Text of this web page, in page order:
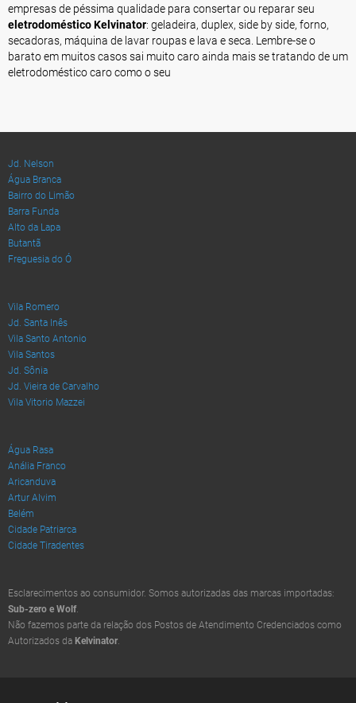
empresas de péssima qualidade para consertar ou reparar seu
eletrodoméstico Kelvinator: geladeira, duplex, side by side, forno,
secadoras, máquina de lavar roupas e lava e seca. Lembre-se o
barato em muitos casos sai muito caro ainda mais se tratando de um
eletrodoméstico caro como o seu
Jd. Nelson
Água Branca
Bairro do Limão
Barra Funda
Alto da Lapa
Butantã
Freguesia do Ó
Vila Romero
Jd. Santa Inês
Vila Santo Antonio
Vila Santos
Jd. Sônia
Jd. Vieira de Carvalho
Vila Vitorio Mazzei
Água Rasa
Anália Franco
Aricanduva
Artur Alvim
Belém
Cidade Patriarca
Cidade Tiradentes
Esclarecimentos ao consumidor. Somos autorizadas das marcas importadas:
Sub-zero e Wolf.
Não fazemos parte da relação dos Postos de Atendimento Credenciados como
Autorizados da Kelvinator